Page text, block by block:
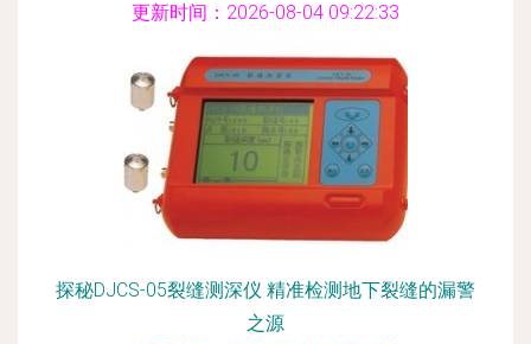
更新时间：2026-08-04 09:22:33
探秘DJCS-05裂缝测深仪 精准检测地下裂缝的漏警
之源